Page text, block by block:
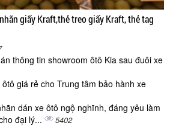
giấy Kraft,thẻ treo giấy Kraft, thẻ tag
thông tin showroom ôtô Kia sau đuôi xe
giá rẻ cho Trung tâm bảo hành xe
dán xe ôtô ngộ nghĩnh, đáng yêu làm
đại lý...
5402